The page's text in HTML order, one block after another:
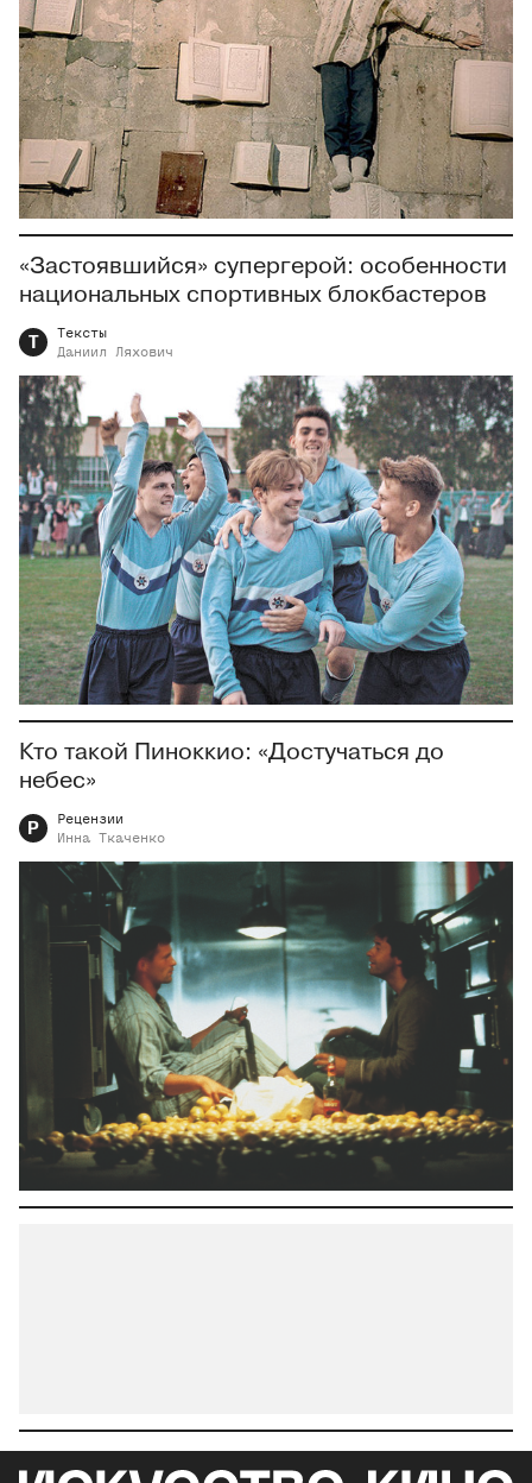
«Застоявшийся» супергерой: особенности
национальных спортивных блокбастеров
Т
Тексты
Даниил
Ляхович
Кто такой Пиноккио: «Достучаться до
небес»
Р
Рецензии
Инна Ткаченко